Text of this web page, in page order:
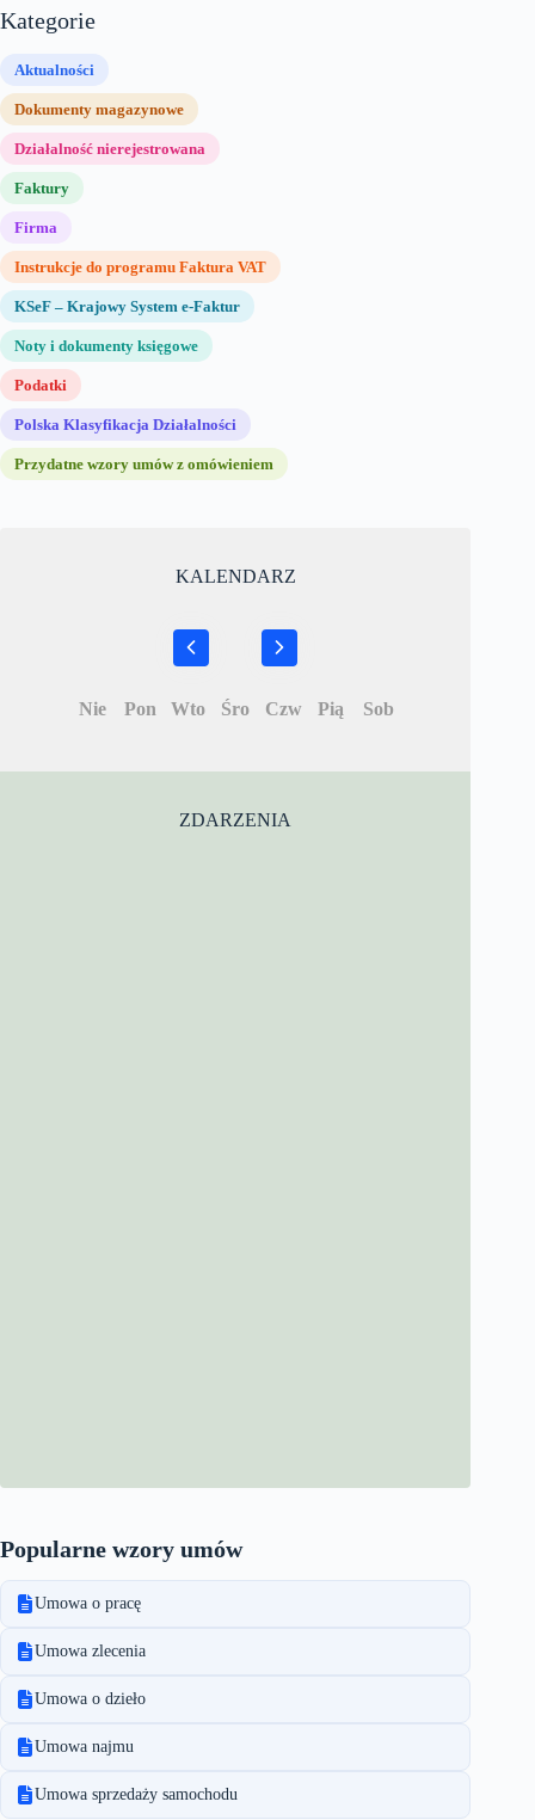
Kategorie
Aktualności
Dokumenty magazynowe
Działalność nierejestrowana
Faktury
Firma
Instrukcje do programu Faktura VAT
KSeF – Krajowy System e-Faktur
Noty i dokumenty księgowe
Podatki
Polska Klasyfikacja Działalności
Przydatne wzory umów z omówieniem
KALENDARZ
Nie Pon Wto Śro Czw Pią Sob
ZDARZENIA
Popularne wzory umów
Umowa o pracę
Umowa zlecenia
Umowa o dzieło
Umowa najmu
Umowa sprzedaży samochodu